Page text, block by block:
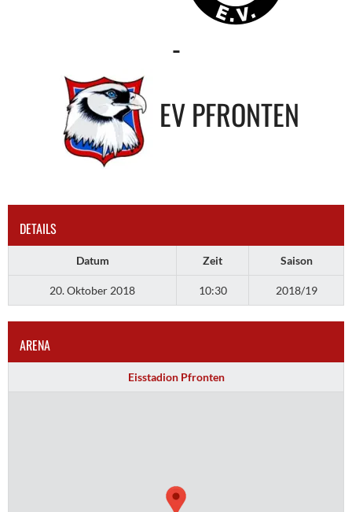
-
EV PFRONTEN
DETAILS
Datum Zeit Saison
20. Oktober 2018 10:30 2018/19
ARENA
Eisstadion Pfronten